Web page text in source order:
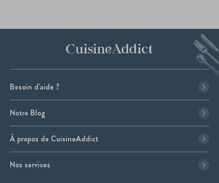
Besoin d'aide ?
Notre Blog
À propos de CuisineAddict
Nos services